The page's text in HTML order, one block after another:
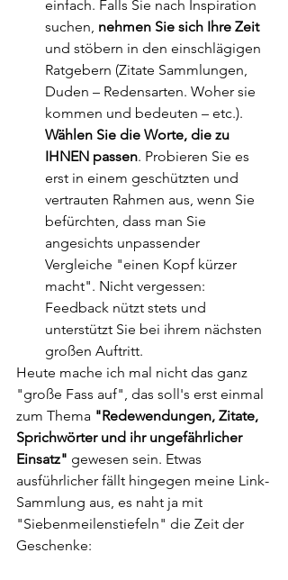
einfach. Falls Sie nach Inspiration
suchen, nehmen Sie sich Ihre Zeit
und stöbern in den einschlägigen
Ratgebern (Zitate Sammlungen,
Duden – Redensarten. Woher sie
kommen und bedeuten – etc.).
Wählen Sie die Worte, die zu
IHNEN passen. Probieren Sie es
erst in einem geschützten und
vertrauten Rahmen aus, wenn Sie
befürchten, dass man Sie
angesichts unpassender
Vergleiche "einen Kopf kürzer
macht". Nicht vergessen:
Feedback nützt stets und
unterstützt Sie bei ihrem nächsten
großen Auftritt.
Heute mache ich mal nicht das ganz
"große Fass auf", das soll's erst einmal
zum Thema "Redewendungen, Zitate,
Sprichwörter und ihr ungefährlicher
Einsatz" gewesen sein. Etwas
ausführlicher fällt hingegen meine Link-
Sammlung aus, es naht ja mit
"Siebenmeilenstiefeln" die Zeit der
Geschenke: